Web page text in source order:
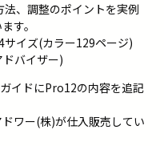
、調整のポイントを実例
す。
イズ(カラー129ページ)
ドバイザー)
イドにPro12の内容を追記
ワー(株)が仕入販売してい